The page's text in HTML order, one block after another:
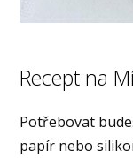
Recept na
Potřebovat
papír nebo